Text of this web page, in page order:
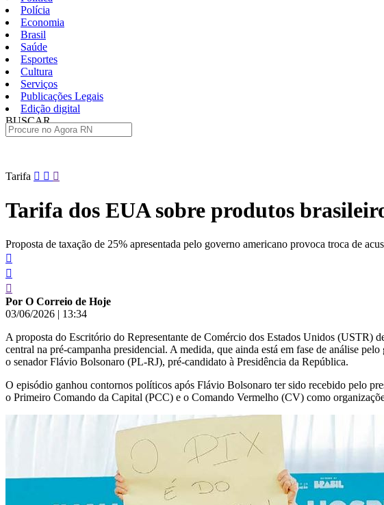
Polícia
Economia
Brasil
Saúde
Esportes
Cultura
Serviços
Publicações Legais
Edição digital
BUSCAR
Pular
conteúdo
Tarifa
Tarifa dos EUA sobre produtos
Proposta de taxação de 25% apresentada pelo governo americano provoca troca de
Por O Correio de Hoje
03/06/2026 | 13:34
A proposta do Escritório do Representante de Comércio dos Estados Unidos (USTR)
central na pré-campanha presidencial. A medida, que ainda está em fase de análise
o senador Flávio Bolsonaro (PL-RJ), pré-candidato à Presidência da República.
O episódio ganhou contornos políticos após Flávio Bolsonaro ter sido recebido pelo
o Primeiro Comando da Capital (PCC) e o Comando Vermelho (CV) como